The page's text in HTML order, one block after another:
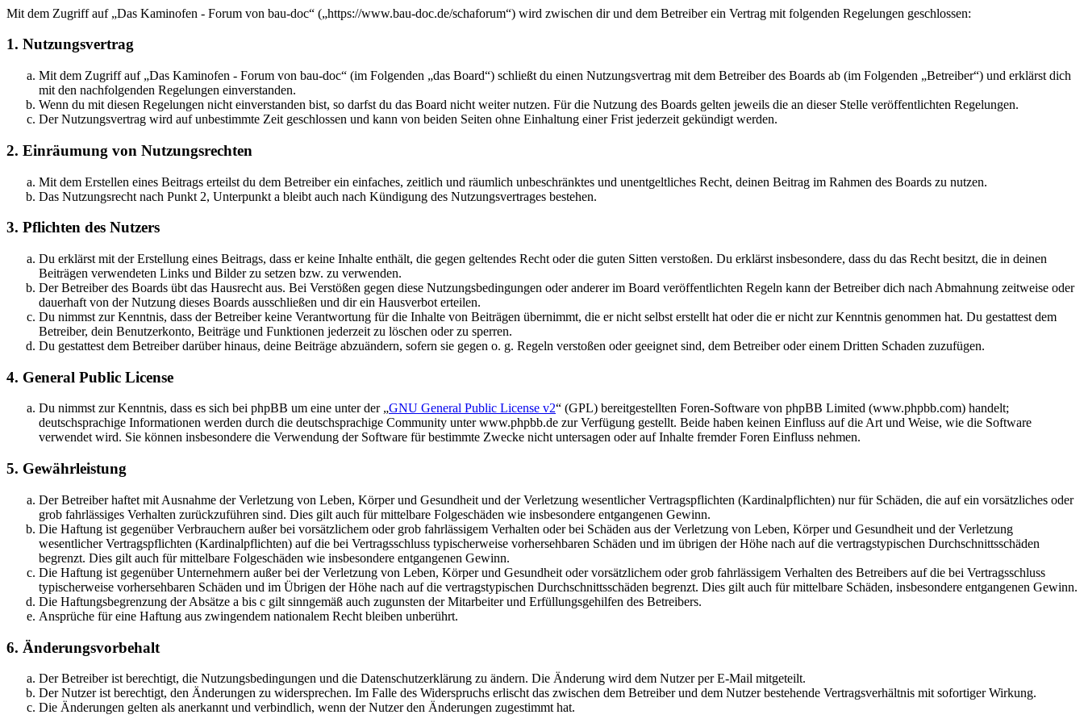
Mit dem Zugriff auf „Das Kaminofen - Forum von bau-doc“ („https://www.bau-doc.de/schaforum“) wird zwischen dir und dem Betreiber ein Vertrag mit folgenden Regelungen geschlossen:
1. Nutzungsvertrag
Mit dem Zugriff auf „Das Kaminofen - Forum von bau-doc“ (im Folgenden „das Board“) schließt du einen Nutzungsvertrag mit dem Betreiber des Boards ab (im Folgenden „Betreiber“) und erklärst dich
mit den nachfolgenden Regelungen einverstanden.
Wenn du mit diesen Regelungen nicht einverstanden bist, so darfst du das Board nicht weiter nutzen. Für die Nutzung des Boards gelten jeweils die an dieser Stelle veröffentlichten Regelungen.
Der Nutzungsvertrag wird auf unbestimmte Zeit geschlossen und kann von beiden Seiten ohne Einhaltung einer Frist jederzeit gekündigt werden.
2. Einräumung von Nutzungsrechten
Mit dem Erstellen eines Beitrags erteilst du dem Betreiber ein einfaches, zeitlich und räumlich unbeschränktes und unentgeltliches Recht, deinen Beitrag im Rahmen des Boards zu nutzen.
Das Nutzungsrecht nach Punkt 2, Unterpunkt a bleibt auch nach Kündigung des Nutzungsvertrages bestehen.
3. Pflichten des Nutzers
Du erklärst mit der Erstellung eines Beitrags, dass er keine Inhalte enthält, die gegen geltendes Recht oder die guten Sitten verstoßen. Du erklärst insbesondere, dass du das Recht besitzt, die in deinen
Beiträgen verwendeten Links und Bilder zu setzen bzw. zu verwenden.
Der Betreiber des Boards übt das Hausrecht aus. Bei Verstößen gegen diese Nutzungsbedingungen oder anderer im Board veröffentlichten Regeln kann der Betreiber dich nach Abmahnung zeitweise oder
dauerhaft von der Nutzung dieses Boards ausschließen und dir ein Hausverbot erteilen.
Du nimmst zur Kenntnis, dass der Betreiber keine Verantwortung für die Inhalte von Beiträgen übernimmt, die er nicht selbst erstellt hat oder die er nicht zur Kenntnis genommen hat. Du gestattest dem
Betreiber, dein Benutzerkonto, Beiträge und Funktionen jederzeit zu löschen oder zu sperren.
Du gestattest dem Betreiber darüber hinaus, deine Beiträge abzuändern, sofern sie gegen o. g. Regeln verstoßen oder geeignet sind, dem Betreiber oder einem Dritten Schaden zuzufügen.
4. General Public License
Du nimmst zur Kenntnis, dass es sich bei phpBB um eine unter der „GNU General Public License v2“ (GPL) bereitgestellten Foren-Software von phpBB Limited (www.phpbb.com) handelt;
deutschsprachige Informationen werden durch die deutschsprachige Community unter www.phpbb.de zur Verfügung gestellt. Beide haben keinen Einfluss auf die Art und Weise, wie die Software
verwendet wird. Sie können insbesondere die Verwendung der Software für bestimmte Zwecke nicht untersagen oder auf Inhalte fremder Foren Einfluss nehmen.
5. Gewährleistung
Der Betreiber haftet mit Ausnahme der Verletzung von Leben, Körper und Gesundheit und der Verletzung wesentlicher Vertragspflichten (Kardinalpflichten) nur für Schäden, die auf ein vorsätzliches oder
grob fahrlässiges Verhalten zurückzuführen sind. Dies gilt auch für mittelbare Folgeschäden wie insbesondere entgangenen Gewinn.
Die Haftung ist gegenüber Verbrauchern außer bei vorsätzlichem oder grob fahrlässigem Verhalten oder bei Schäden aus der Verletzung von Leben, Körper und Gesundheit und der Verletzung
wesentlicher Vertragspflichten (Kardinalpflichten) auf die bei Vertragsschluss typischerweise vorhersehbaren Schäden und im übrigen der Höhe nach auf die vertragstypischen Durchschnittsschäden
begrenzt. Dies gilt auch für mittelbare Folgeschäden wie insbesondere entgangenen Gewinn.
Die Haftung ist gegenüber Unternehmern außer bei der Verletzung von Leben, Körper und Gesundheit oder vorsätzlichem oder grob fahrlässigem Verhalten des Betreibers auf die bei Vertragsschluss
typischerweise vorhersehbaren Schäden und im Übrigen der Höhe nach auf die vertragstypischen Durchschnittsschäden begrenzt. Dies gilt auch für mittelbare Schäden, insbesondere entgangenen Gewinn.
Die Haftungsbegrenzung der Absätze a bis c gilt sinngemäß auch zugunsten der Mitarbeiter und Erfüllungsgehilfen des Betreibers.
Ansprüche für eine Haftung aus zwingendem nationalem Recht bleiben unberührt.
6. Änderungsvorbehalt
Der Betreiber ist berechtigt, die Nutzungsbedingungen und die Datenschutzerklärung zu ändern. Die Änderung wird dem Nutzer per E-Mail mitgeteilt.
Der Nutzer ist berechtigt, den Änderungen zu widersprechen. Im Falle des Widerspruchs erlischt das zwischen dem Betreiber und dem Nutzer bestehende Vertragsverhältnis mit sofortiger Wirkung.
Die Änderungen gelten als anerkannt und verbindlich, wenn der Nutzer den Änderungen zugestimmt hat.